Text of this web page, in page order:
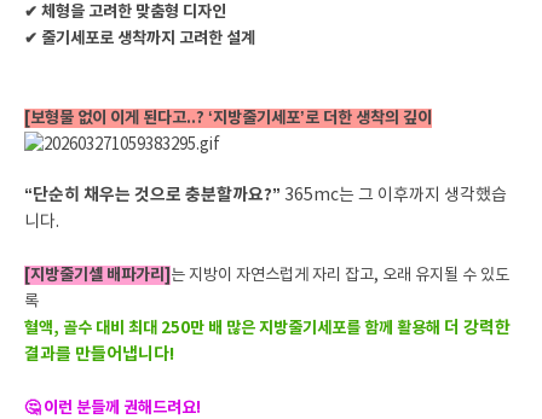
✔ 체형을 고려한 맞춤형 디자인
✔ 줄기세포로 생착까지 고려한 설계
[보형물 없이 이게 된다고..? ‘지방줄기세포’로 더한 생착의 깊이
“단순히 채우는 것으로 충분할까요?” 365mc는 그 이후까지 생각했습
니다.
[지방줄기셀 배파가리] 는 지방이 자연스럽게 자리 잡고, 오래 유지될 수 있도
록
혈액, 골수 대비 최대 250만 배 많은 지방줄기세포를 함께 활용해 더 강력한
결과를 만들어냅니다!
🤔 이런 분들께 권해드려요!